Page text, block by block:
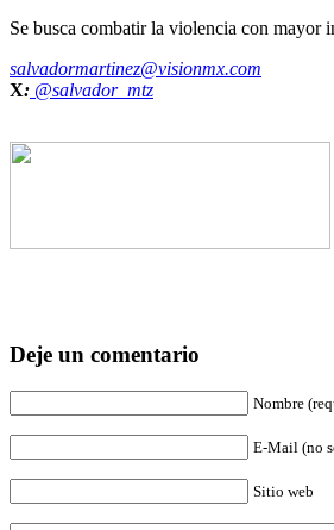
Se busca combatir la violencia con mayor
salvadormartinez@visionmx.com
X: @salvador_mtz
Deje un comentario
Nombre
E-Mail (no
Sitio web